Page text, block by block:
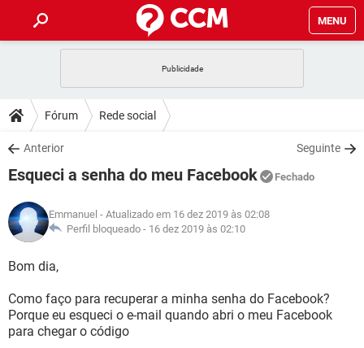
MENU
CELULAR
OUTLOOK
INSTAGRAM GMAIL
GUIA DE COMPRAS
DICAS
JOGOS
INSTAGRAM GMAIL
GUIA DE COMPRAS
DOWNLOADS
JOGOS WHATSAPP
CELULAR
OUTLOOK EXCEL
INSTAGRAM
FÓRUM
JOGOS WHATSAPP
CELULAR
OUTLOOK
INSTAGRAM GMAIL
GUIA DE COMPRAS
GLOSSÁRIO
JOGOS
OUTLOOK EXCEL
INSTAGRAM
Fórum Rede social
Anterior Seguinte
Esqueci a senha do meu Facebook Fechado
Emmanuel - Atualizado em 16 dez 2019 às 02:08
Perfil bloqueado - 16 dez 2019 às 02:10
Bom dia,
Como faço para recuperar a minha senha do Facebook?
Porque eu esqueci o e-mail quando abri o meu Facebook
para chegar o código